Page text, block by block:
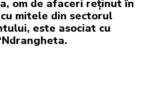
om de afaceri reținut în
mitele din sectorul
este asociat cu
‘Ndrangheta.